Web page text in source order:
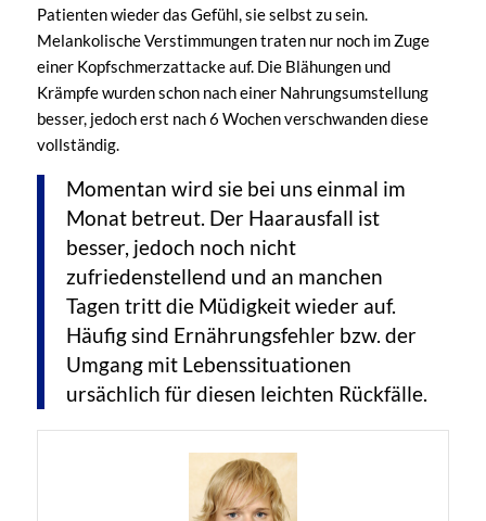
Patienten wieder das Gefühl, sie selbst zu sein.
Melankolische Verstimmungen traten nur noch im Zuge
einer Kopfschmerzattacke auf. Die Blähungen und
Krämpfe wurden schon nach einer Nahrungsumstellung
besser, jedoch erst nach 6 Wochen verschwanden diese
vollständig.
Momentan wird sie bei uns einmal im
Monat betreut. Der Haarausfall ist
besser, jedoch noch nicht
zufriedenstellend und an manchen
Tagen tritt die Müdigkeit wieder auf.
Häufig sind Ernährungsfehler bzw. der
Umgang mit Lebenssituationen
ursächlich für diesen leichten Rückfälle.